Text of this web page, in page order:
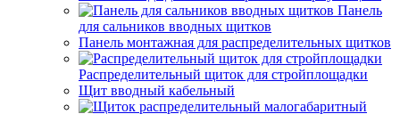
Панель
для сальников вводных щитков
Панель монтажная для распределительных щитков
Распределительный щиток для стройплощадки
Щит вводный кабельный